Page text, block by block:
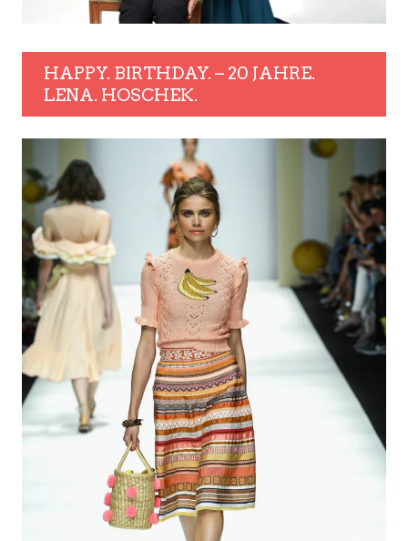
HAPPY. BIRTHDAY. – 20 JAHRE.
LENA. HOSCHEK.